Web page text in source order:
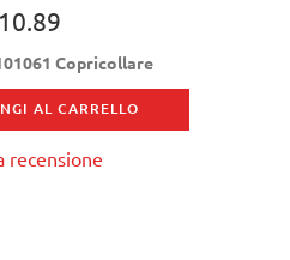
Copricollare
AL CARRELLO
recensione